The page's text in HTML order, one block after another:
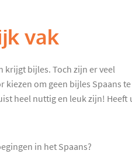
vak
krijgt bijles. Toch zijn er veel
om geen bijles Spaans te
heel nuttig en leuk zijn! Heeft
in het Spaans?